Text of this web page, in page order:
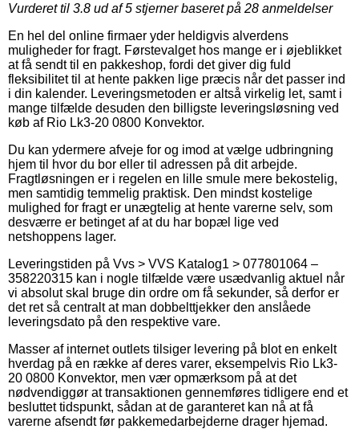
Vurderet til 3.8 ud af 5 stjerner baseret på 28 anmeldelser
En hel del online firmaer yder heldigvis alverdens
muligheder for fragt. Førstevalget hos mange er i øjeblikket
at få sendt til en pakkeshop, fordi det giver dig fuld
fleksibilitet til at hente pakken lige præcis når det passer ind
i din kalender. Leveringsmetoden er altså virkelig let, samt i
mange tilfælde desuden den billigste leveringsløsning ved
køb af Rio Lk3-20 0800 Konvektor.
Du kan ydermere afveje for og imod at vælge udbringning
hjem til hvor du bor eller til adressen på dit arbejde.
Fragtløsningen er i regelen en lille smule mere bekostelig,
men samtidig temmelig praktisk. Den mindst kostelige
mulighed for fragt er unægtelig at hente varerne selv, som
desværre er betinget af at du har bopæl lige ved
netshoppens lager.
Leveringstiden på Vvs > VVS Katalog1 > 077801064 –
358220315 kan i nogle tilfælde være usædvanlig aktuel når
vi absolut skal bruge din ordre om få sekunder, så derfor er
det ret så centralt at man dobbelttjekker den anslåede
leveringsdato på den respektive vare.
Masser af internet outlets tilsiger levering på blot en enkelt
hverdag på en række af deres varer, eksempelvis Rio Lk3-
20 0800 Konvektor, men vær opmærksom på at det
nødvendiggør at transaktionen gennemføres tidligere end et
besluttet tidspunkt, sådan at de garanteret kan nå at få
varerne afsendt før pakkemedarbejderne drager hjemad.